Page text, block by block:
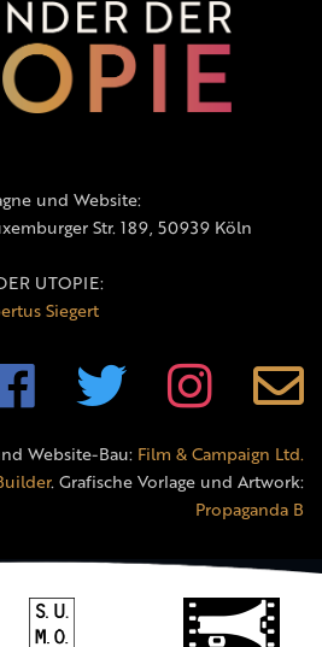
und Website:
Str. 189, 50939 Köln
UTOPIE:
Siegert
Website-Bau: Film & Campaign Ltd.
. Grafische Vorlage und Artwork:
Propaganda B